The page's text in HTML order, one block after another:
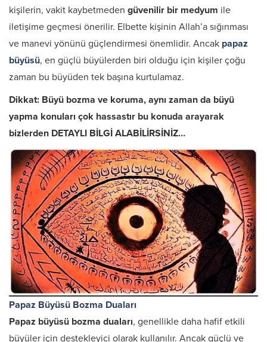
kişilerin, vakit kaybetmeden güvenilir bir medyum ile
iletişime geçmesi önerilir. Elbette kişinin Allah’a sığınması
ve manevi yönünü güçlendirmesi önemlidir. Ancak papaz
büyüsü, en güçlü büyülerden biri olduğu için kişiler çoğu
zaman bu büyüden tek başına kurtulamaz.
Dikkat: Büyü bozma ve koruma, aynı zaman da büyü
yapma konuları çok hassastır bu konuda arayarak
bizlerden DETAYLI BİLGİ ALABİLİRSİNİZ…
Papaz Büyüsü Bozma Duaları
Papaz büyüsü bozma duaları, genellikle daha hafif etkili
büyüler için destekleyici olarak kullanılır. Ancak güçlü ve